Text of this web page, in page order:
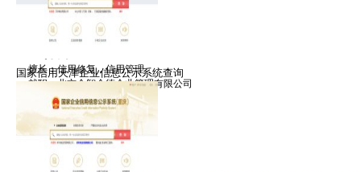
擅长：信用修复，信用管理
就职：北京众智众德企业管理有限公司
国家信用天津企业信息公示系统查询